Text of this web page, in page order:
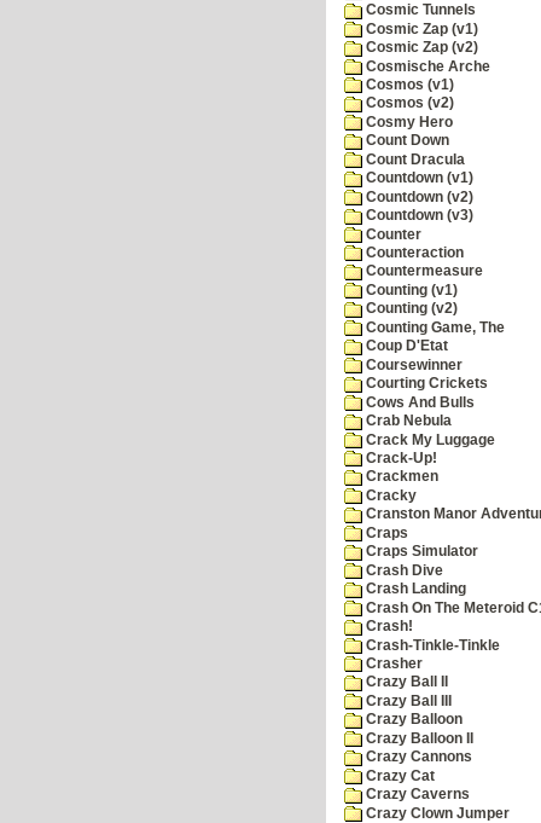
Cosmic Tunnels
Cosmic Zap (v1)
Cosmic Zap (v2)
Cosmische Arche
Cosmos (v1)
Cosmos (v2)
Cosmy Hero
Count Down
Count Dracula
Countdown (v1)
Countdown (v2)
Countdown (v3)
Counter
Counteraction
Countermeasure
Counting (v1)
Counting (v2)
Counting Game, The
Coup D'Etat
Coursewinner
Courting Crickets
Cows And Bulls
Crab Nebula
Crack My Luggage
Crack-Up!
Crackmen
Cracky
Cranston Manor
Craps
Craps Simulator
Crash Dive
Crash Landing
Crash On The Meteroid
Crash!
Crash-Tinkle-Tinkle
Crasher
Crazy Ball II
Crazy Ball III
Crazy Balloon
Crazy Balloon II
Crazy Cannons
Crazy Cat
Crazy Caverns
Crazy Clown Jumper